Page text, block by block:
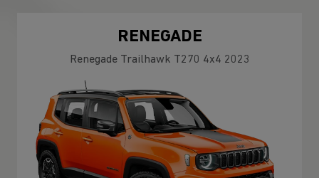
RENEGADE
Renegade Trailhawk T270 4x4 2023